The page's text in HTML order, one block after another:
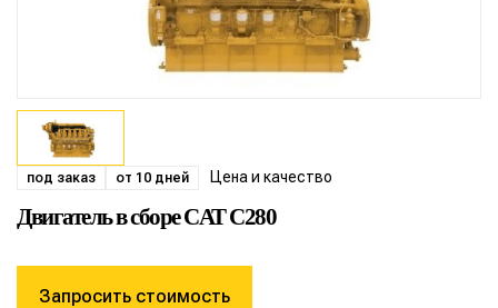
под заказ от 10 дней Цена и качество
Двигатель в сборе CAT C280
Запросить стоимость